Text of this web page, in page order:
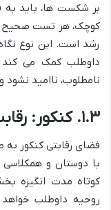
بر شکست ها، باید به
کوچک، هر تست صحیح و
رشد است. این نوع
داوطلب کمک می کند
نامطلوب، ناامید
۱.۳. کنکور: رقابت با خود، نه با دیگران
فضای رقابتی کنکور
با دوستان و
کوتاه مدت انگیزه
روحیه داوطلب